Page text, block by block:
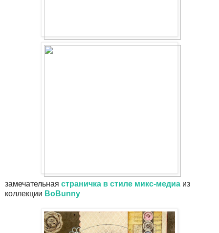
замечательная страничка в стиле микс-медиа из
коллекции BoBunny